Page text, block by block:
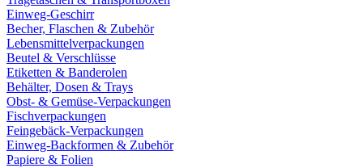
Einweg-Geschirr
Becher, Flaschen & Zubehör
Lebensmittelverpackungen
Beutel & Verschlüsse
Etiketten & Banderolen
Behälter, Dosen & Trays
Obst- & Gemüse-Verpackungen
Fischverpackungen
Feingebäck-Verpackungen
Einweg-Backformen & Zubehör
Papiere & Folien